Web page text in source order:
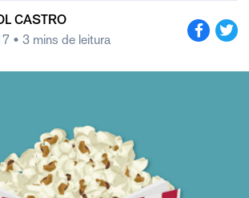
CASTRO
• 3 mins de leitura